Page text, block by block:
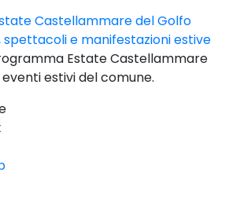
Estate Castellammare
estivi del comune.